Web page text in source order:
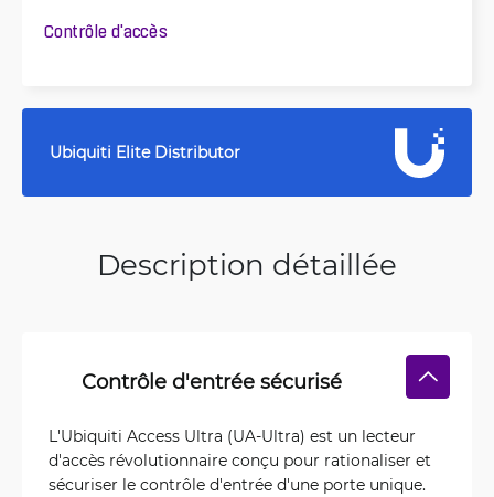
Contrôle d'accès
Ubiquiti Elite Distributor
Description détaillée
Contrôle d'entrée sécurisé
L'Ubiquiti Access Ultra (UA-Ultra) est un lecteur
d'accès révolutionnaire conçu pour rationaliser et
sécuriser le contrôle d'entrée d'une porte unique.